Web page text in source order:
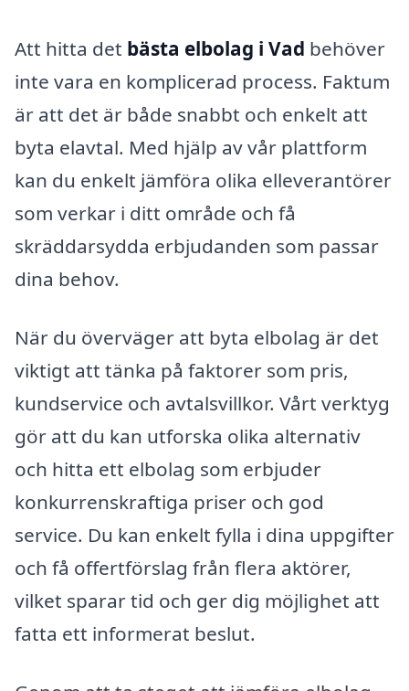
Att hitta det bästa elbolag i Vad behöver
inte vara en komplicerad process. Faktum
är att det är både snabbt och enkelt att
byta elavtal. Med hjälp av vår plattform
kan du enkelt jämföra olika elleverantörer
som verkar i ditt område och få
skräddarsydda erbjudanden som passar
dina behov.
När du överväger att byta elbolag är det
viktigt att tänka på faktorer som pris,
kundservice och avtalsvillkor. Vårt verktyg
gör att du kan utforska olika alternativ
och hitta ett elbolag som erbjuder
konkurrenskraftiga priser och god
service. Du kan enkelt fylla i dina uppgifter
och få offertförslag från flera aktörer,
vilket sparar tid och ger dig möjlighet att
fatta ett informerat beslut.